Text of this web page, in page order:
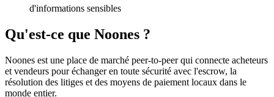
d'informations sensibles
Qu'est-ce que Noones ?
Noones est une place de marché peer-to-peer qui connecte acheteurs
et vendeurs pour échanger en toute sécurité avec l'escrow, la
résolution des litiges et des moyens de paiement locaux dans le
monde entier.